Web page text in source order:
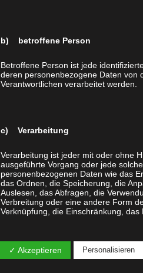
b) betroffene Person
Betroffene Person ist jede
deren personenbezogene Daten von
Verantwortlichen verarbeitet werden.
c) Verarbeitung
Verarbeitung ist jeder mit oder ohne
ausgeführte Vorgang oder jede
personenbezogenen Daten wie das
das Ordnen, die Speicherung, die
Auslesen, das Abfragen, die
Verbreitung oder eine andere Form
Verknüpfung, die Einschränkung,
d) Einschränkung der Verarbeitung
✓ Akzeptieren Personalisieren